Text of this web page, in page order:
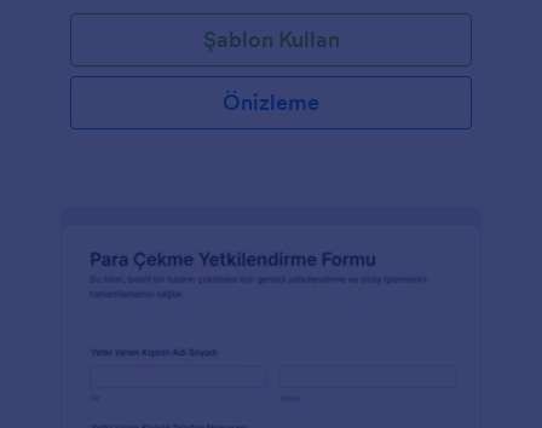
Şablon Kullan
Önizleme